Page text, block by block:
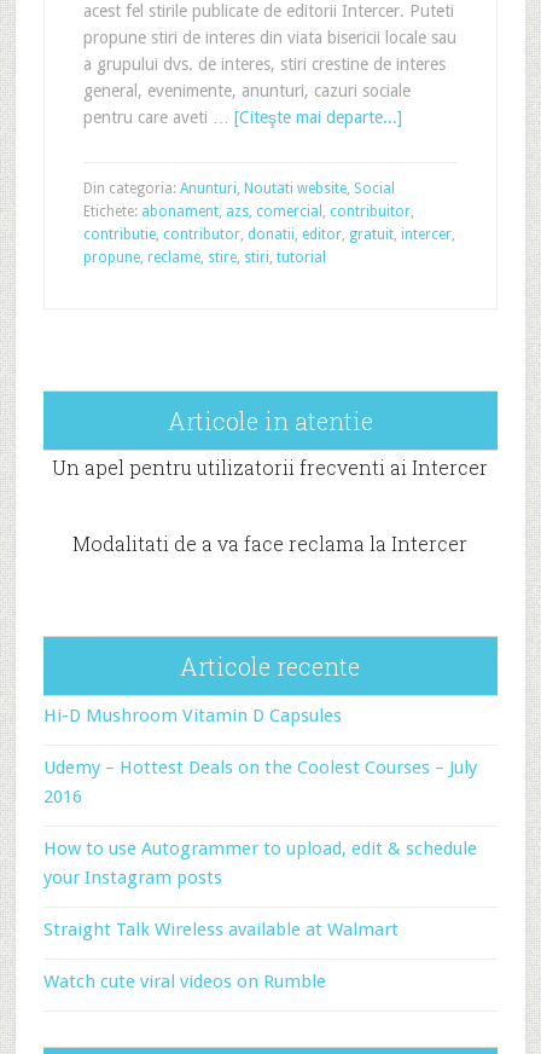
acest fel stirile publicate de editorii Intercer. Puteti
propune stiri de interes din viata bisericii locale sau
a grupului dvs. de interes, stiri crestine de interes
general, evenimente, anunturi, cazuri sociale
pentru care aveti … [Citeşte mai departe...]
Din categoria: Anunturi, Noutati website, Social
Etichete: abonament, azs, comercial , contribuitor,
contributie, contributor, donatii, editor, gratuit, intercer,
propune, reclame, stire, stiri, tutorial
Articole in atentie
Un apel pentru utilizatorii frecventi ai Intercer
Modalitati de a va face reclama la Intercer
Articole recente
Hi-D Mushroom Vitamin D Capsules
Udemy – Hottest Deals on the Coolest Courses – July
2016
How to use Autogrammer to upload, edit & schedule
your Instagram posts
Straight Talk Wireless available at Walmart
Watch cute viral videos on Rumble